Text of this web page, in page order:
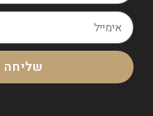
שליחה